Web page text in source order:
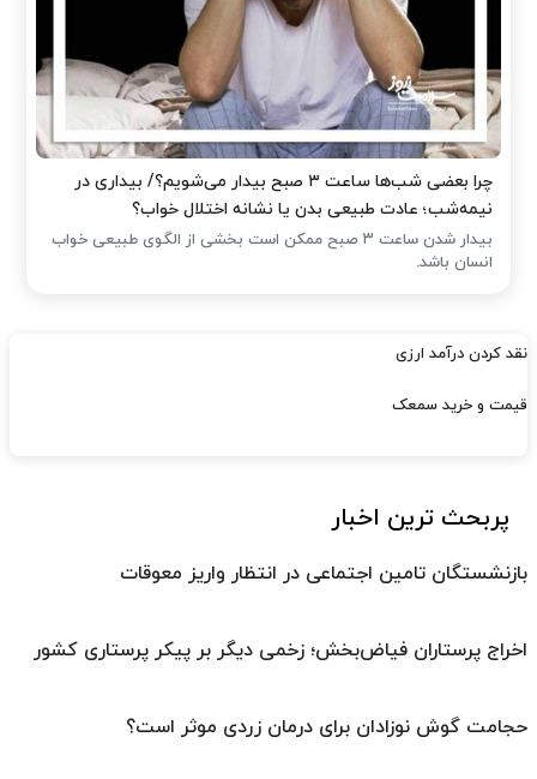
چرا بعضی شب‌ها ساعت ۳ صبح بیدار می‌شویم؟/ بیداری در
نیمه‌شب؛ عادت طبیعی بدن یا نشانه اختلال خواب؟
بیدار شدن ساعت ۳ صبح ممکن است بخشی از الگوی طبیعی خواب
انسان باشد.
نقد کردن درآمد ارزی
قیمت و خرید سمعک
پربحث ترین اخبار
بازنشستگان تامین اجتماعی در انتظار واریز معوقات
اخراج پرستاران فیاض‌بخش؛ زخمی دیگر بر پیکر پرستاری کشور
حجامت گوش نوزادان برای درمان زردی موثر است؟